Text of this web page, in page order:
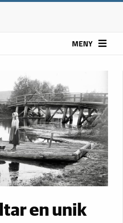
MENY
en unik